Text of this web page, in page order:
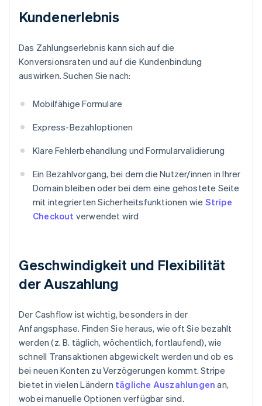
Kundenerlebnis
Das Zahlungserlebnis kann sich auf die
Konversionsraten und auf die Kundenbindung
auswirken. Suchen Sie nach:
Mobilfähige Formulare
Express-Bezahloptionen
Klare Fehlerbehandlung und Formularvalidierung
Ein Bezahlvorgang, bei dem die Nutzer/innen in Ihrer
Domain bleiben oder bei dem eine gehostete Seite
mit integrierten Sicherheitsfunktionen wie Stripe
Checkout verwendet wird
Geschwindigkeit und Flexibilität
der Auszahlung
Der Cashflow ist wichtig, besonders in der
Anfangsphase. Finden Sie heraus, wie oft Sie bezahlt
werden (z. B. täglich, wöchentlich, fortlaufend), wie
schnell Transaktionen abgewickelt werden und ob es
bei neuen Konten zu Verzögerungen kommt. Stripe
bietet in vielen Ländern tägliche Auszahlungen an,
wobei manuelle Optionen verfügbar sind.